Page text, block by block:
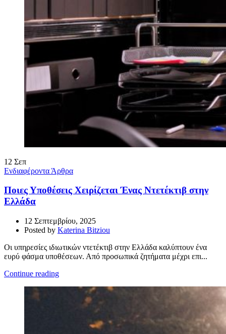
12 Σεπ
Ενδιαφέροντα Άρθρα
Ποιες Υποθέσεις Χειρίζεται Ένας Ντετέκτιβ στην
Ελλάδα
12 Σεπτεμβρίου, 2025
Posted by Katerina Bitziou
Οι υπηρεσίες ιδιωτικών ντετέκτιβ στην Ελλάδα καλύπτουν ένα
ευρύ φάσμα υποθέσεων. Από προσωπικά ζητήματα μέχρι επι...
Continue reading